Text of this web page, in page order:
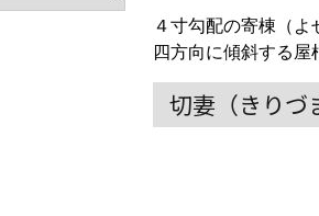
４寸勾配の寄棟（よ
四方向に傾斜する
切妻（きりづ